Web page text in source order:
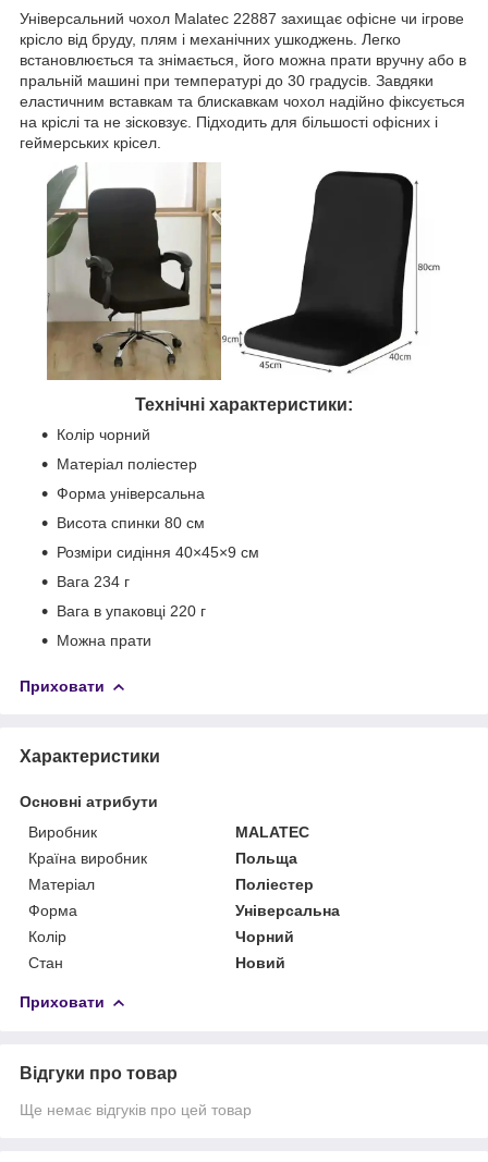
Універсальний чохол Malatec 22887 захищає офісне чи ігрове
крісло від бруду, плям і механічних ушкоджень. Легко
встановлюється та знімається, його можна прати вручну або в
пральній машині при температурі до 30 градусів. Завдяки
еластичним вставкам та блискавкам чохол надійно фіксується
на кріслі та не зісковзує. Підходить для більшості офісних і
геймерських крісел.
Технічні характеристики:
Колір чорний
Матеріал поліестер
Форма універсальна
Висота спинки 80 см
Розміри сидіння 40×45×9 см
Вага 234 г
Вага в упаковці 220 г
Можна прати
Приховати
Характеристики
Основні атрибути
Виробник
MALATEC
Країна виробник
Польща
Матеріал
Поліестер
Форма
Універсальна
Колір
Чорний
Стан
Новий
Приховати
Відгуки про товар
Ще немає відгуків про цей товар